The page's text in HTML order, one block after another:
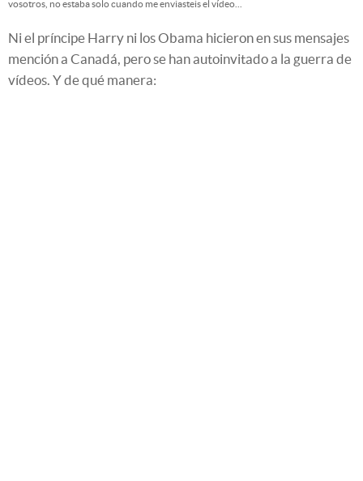
vosotros, no estaba solo cuando me enviasteis el vídeo...
Ni el príncipe Harry ni los Obama hicieron en sus mensajes
mención a Canadá, pero se han autoinvitado a la guerra de
vídeos. Y de qué manera: